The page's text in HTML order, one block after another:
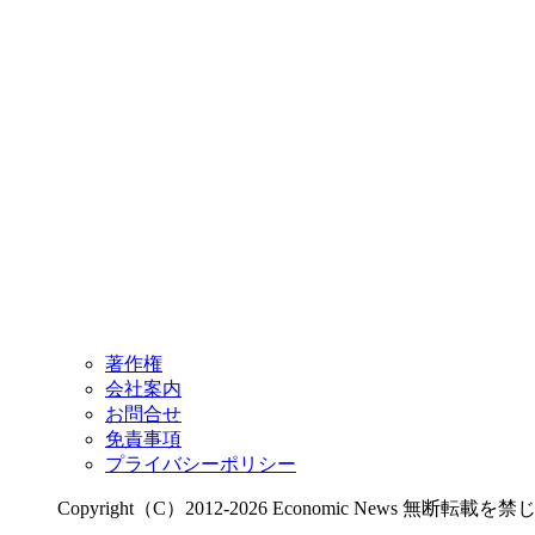
著作権
会社案内
お問合せ
免責事項
プライバシーポリシー
Copyright（C）2012-2026 Economic News 無断転載を禁じ